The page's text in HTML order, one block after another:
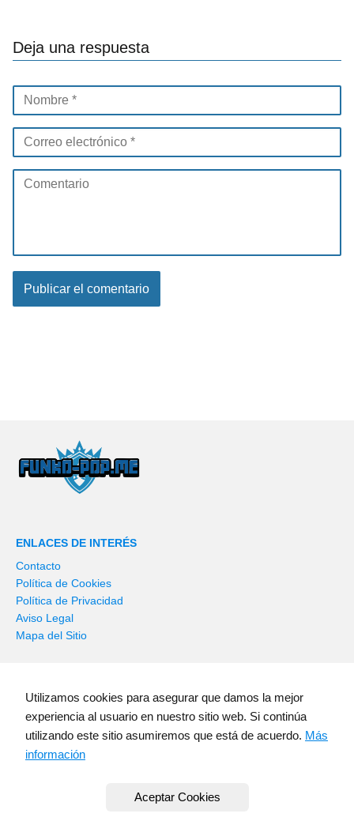
Deja una respuesta
ENLACES DE INTERÉS
Contacto
Política de Cookies
Política de Privacidad
Aviso Legal
Mapa del Sitio
Wolverine Funko Pop! | Figuras de Vinilo
Funko Pop! Deadpool | Deadpool Funko Pop
Funko Pop! Harry Potter 🧙‍♂️ | Figuras de Vinilo
Funko Pop! Naruto Uzuamaki (Anime) | Naruto Funko Pop
Utilizamos cookies para asegurar que damos la mejor
experiencia al usuario en nuestro sitio web. Si continúa
utilizando este sitio asumiremos que está de acuerdo. Más
información
Aceptar Cookies